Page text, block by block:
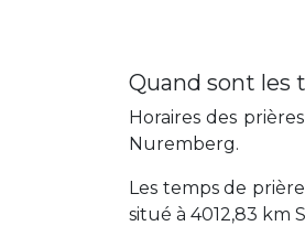
Quand sont les
Horaires des
Nuremberg.
Les temps de
situé à 4012,83 km